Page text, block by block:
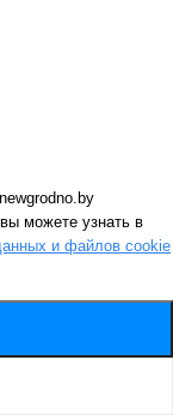
можете узнать в
и файлов cookie